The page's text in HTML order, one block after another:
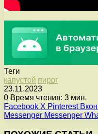
Теги
капустой пирог
23.11.2023
0 Время чтения: 3 мин.
Facebook X Pinterest
Messenger Messenger